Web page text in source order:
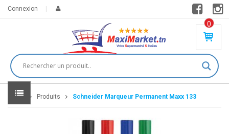
Connexion
0
PR
DU
IT(
S)
Home Produits Schneider Marqueur Permanent Maxx 133